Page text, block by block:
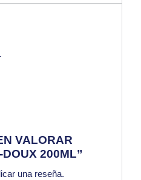
VALORAR
200ML”
una reseña.